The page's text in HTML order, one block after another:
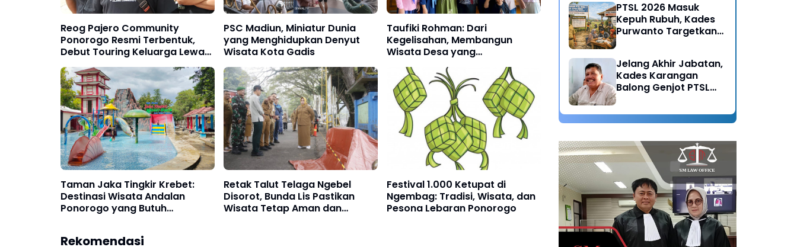
Reog Pajero Community
Ponorogo Resmi Terbentuk,
Debut Touring Keluarga Lewati
JLS
PSC Madiun, Miniatur Dunia
yang Menghidupkan Denyut
Wisata Kota Gadis
Taufiki Rohman: Dari
Kegelisahan, Membangun
Wisata Desa yang
Menghidupkan Ekonomi Warga
Taman Jaka Tingkir Krebet:
Destinasi Wisata Andalan
Ponorogo yang Butuh
Retak Talut Telaga Ngebel
Disorot, Bunda Lis Pastikan
Wisata Tetap Aman dan
Festival 1.000 Ketupat di
Ngembag: Tradisi, Wisata, dan
Pesona Lebaran Ponorogo
Rekomendasi
PTSL 2026 Masuk
Kepuh Rubuh, Kades
Purwanto Targetkan
Jelang Akhir Jabatan,
Kades Karangan
Balong Genjot PTSL
Administrasi untuk
Generasi Mendatang